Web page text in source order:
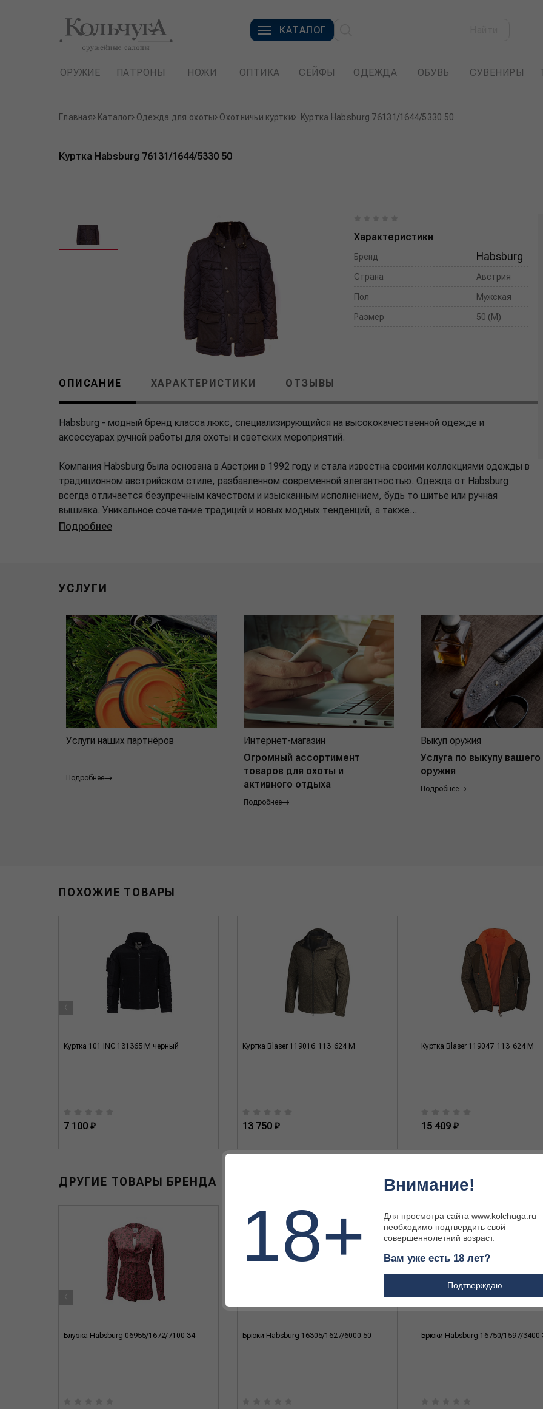
КАТАЛОГ
ОРУЖИЕ ПАТРОНЫ НОЖИ ОПТИКА СЕЙФЫ ОДЕЖДА ОБУВЬ СУВЕНИРЫ
Главная Каталог Одежда для охоты Охотничьи куртки Куртка Habsburg 76131/1644/5330 50
Куртка Habsburg 76131/1644/5330 50
Характеристики
Бренд Habsburg
Страна Австрия
Пол Мужская
Размер 50 (M)
ОПИСАНИЕ ХАРАКТЕРИСТИКИ ОТЗЫВЫ
Habsburg - модный бренд класса люкс, специализирующийся на высококачественной одежде и
аксессуарах ручной работы для охоты и светских мероприятий.
Компания Habsburg была основана в Австрии в 1992 году и стала известна своими коллекциями одежды в
традиционном австрийском стиле, разбавленном современной элегантностью. Одежда от Habsburg
всегда отличается безупречным качеством и изысканным исполнением, будь то шитье или ручная
вышивка. Уникальное сочетание традиций и новых модных тенденций, а также...
Подробнее
УСЛУГИ
Услуги наших партнёров
Подробнее
Интернет-магазин
Огромный ассортимент
товаров для охоты и
активного отдыха
Подробнее
Выкуп оружия
Услуга по выкупу вашего
оружия
Подробнее
ПОХОЖИЕ ТОВАРЫ
Куртка 101 INC 131365 M черный
7 100 ₽
Куртка Blaser 119016-113-624 M
13 750 ₽
Куртка Blaser 119047-113-624 M
15 409 ₽
‹
ДРУГИЕ ТОВАРЫ БРЕНДА
Блузка Habsburg 06955/1672/7100 34 Брюки Habsburg 16305/1627/6000 50 Брюки Habsburg 16750/1597/3400
‹
18+
Внимание!
Для просмотра сайта www.kolchuga.ru
необходимо подтвердить свой
совершеннолетний возраст.
Вам уже есть 18 лет?
Подтверждаю